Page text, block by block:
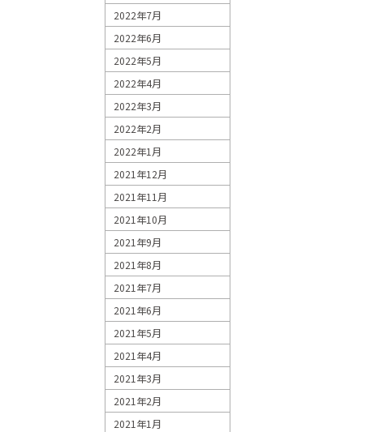
2022年7月
2022年6月
2022年5月
2022年4月
2022年3月
2022年2月
2022年1月
2021年12月
2021年11月
2021年10月
2021年9月
2021年8月
2021年7月
2021年6月
2021年5月
2021年4月
2021年3月
2021年2月
2021年1月